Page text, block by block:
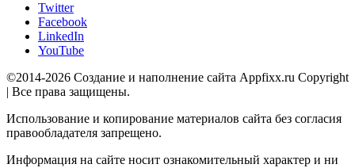
Twitter
Facebook
LinkedIn
YouTube
©2014-2026 Создание и наполнение сайта Appfixx.ru Copyright
| Все права защищены.
Использование и копирование материалов сайта без согласия
правообладателя запрещено.
Информация на сайте носит ознакомительный характер и ни